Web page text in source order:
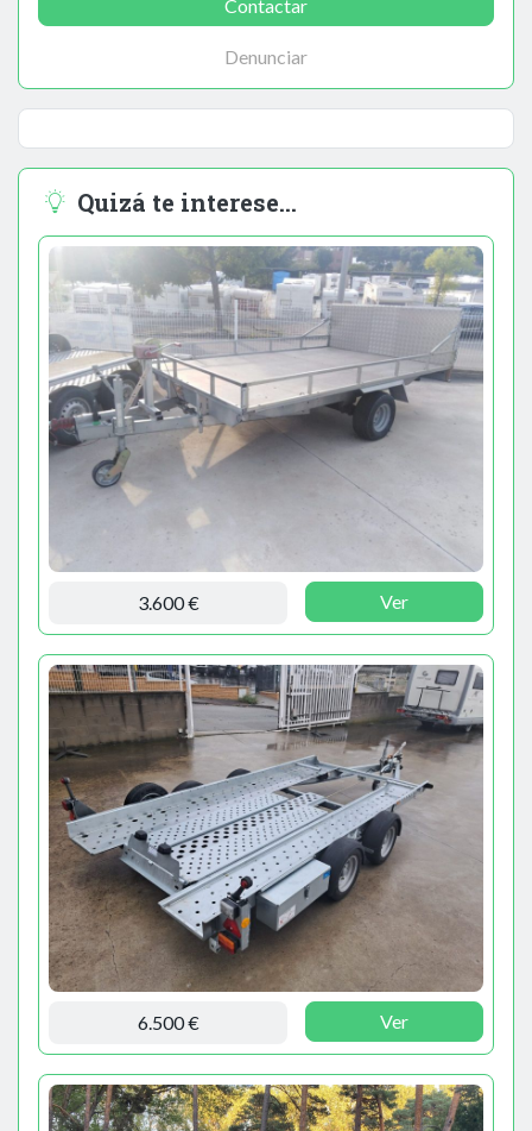
Contactar
Denunciar
Quizá te interese...
3.600 € Ver
6.500 € Ver